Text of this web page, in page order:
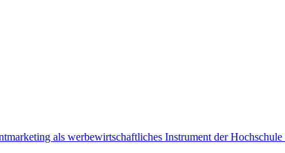
als werbewirtschaftliches Instrument der